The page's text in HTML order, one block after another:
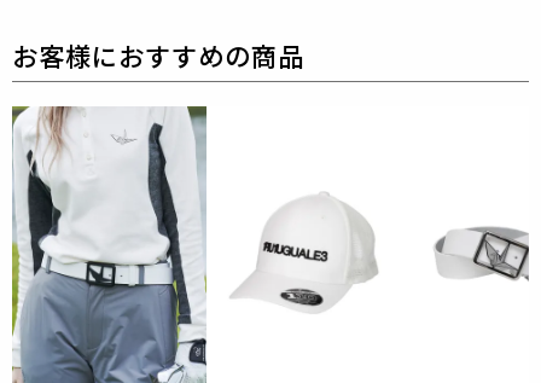
N/CM MODEL（hyper boost）をピックアップ。
COMFORT COLLCTION全てをCRAZY PATTERNでリ
デザイン。
究極の肌触りと鋭い伸縮性を併せ持つ素材。
吸水速乾・UV軽減・シワ防止など上質且つ機能性に
優れ、完全ノンストレス。
113お馴染みのCRAZY PATTERNを持ち込みTHESAIN
T独自の視点で表現したコラボレーションモデル。
※Vol.9 CM MODEL（hyper boost）で冷感接触に加
より滑らかな肌触りを実現した最高級合繊素材です。